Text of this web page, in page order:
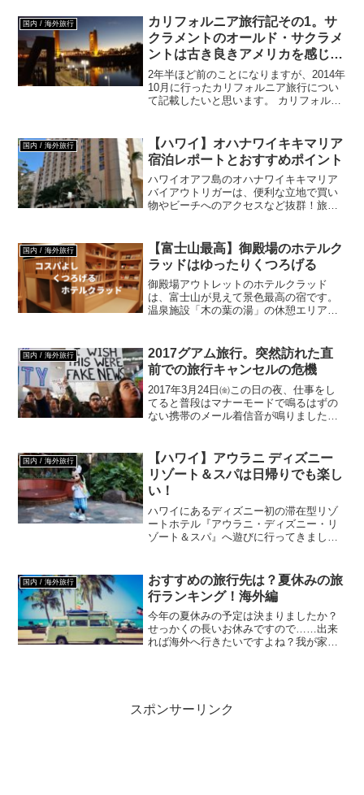
国内 / 海外旅行
カリフォルニア旅行記その1。サ
クラメントのオールド・サクラメ
ントは古き良きアメリカを感じる
素敵な所
2年半ほど前のことになりますが、2014年
10月に行ったカリフォルニア旅行につい
て記載したいと思います。 カリフォルニ
大の人口を誇り、メジャーな大都市とし
てはロサンゼル...
国内 / 海外旅行
【ハワイ】オハナワイキキマリア
宿泊レポートとおすすめポイント
ハワイオアフ島のオハナワイキキマリア
バイアウトリガーは、便利な立地で買い
物やビーチへのアクセスなど抜群！旅費
国内 / 海外旅行
【富士山最高】御殿場のホテルク
ラッドはゆったりくつろげる
御殿場アウトレットのホテルクラッド
は、富士山が見えて景色最高の宿です。
温泉施設「木の葉の湯」の休憩エリア
に是非！
国内 / 海外旅行
2017グアム旅行。突然訪れた直
前での旅行キャンセルの危機
2017年3月24日㈮この日の夜、仕事をし
てると普段はマナーモードで鳴るはずの
ない携帯のメール着信音が鳴りました。
ム旅行キャンセルの危機この時、実はか
なり仕事がはまって...
国内 / 海外旅行
【ハワイ】アウラニ ディズニー
リゾート＆スパは日帰りでも楽し
い！
ハワイにあるディズニー初の滞在型リゾ
ートホテル『アウラニ・ディズニー・リ
ゾート＆スパ』へ遊びに行ってきまし
イキングです。せっかくハワイに行くな
ら是非行きたいと思ってまし...
国内 / 海外旅行
おすすめの旅行先は？夏休みの旅
行ランキング！海外編
今年の夏休みの予定は決まりましたか？
せっかくの長いお休みですので……出来
れば海外へ行きたいですよね？我が家も
スポンサーリンク